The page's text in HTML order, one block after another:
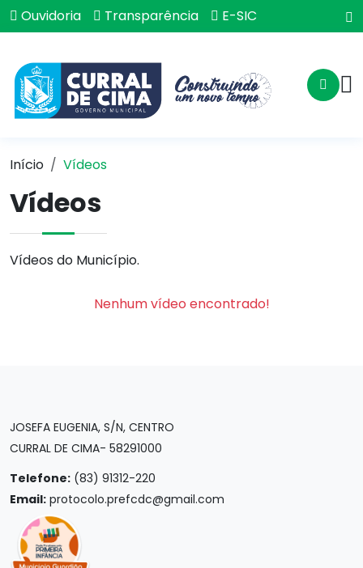
Ouvidoria Transparência E-SIC
Início Vídeos
Vídeos
Vídeos do Município.
Nenhum vídeo encontrado!
JOSEFA EUGENIA, S/N, CENTRO
CURRAL DE CIMA- 58291000
Telefone: (83) 91312-220
Email: protocolo.prefcdc@gmail.com